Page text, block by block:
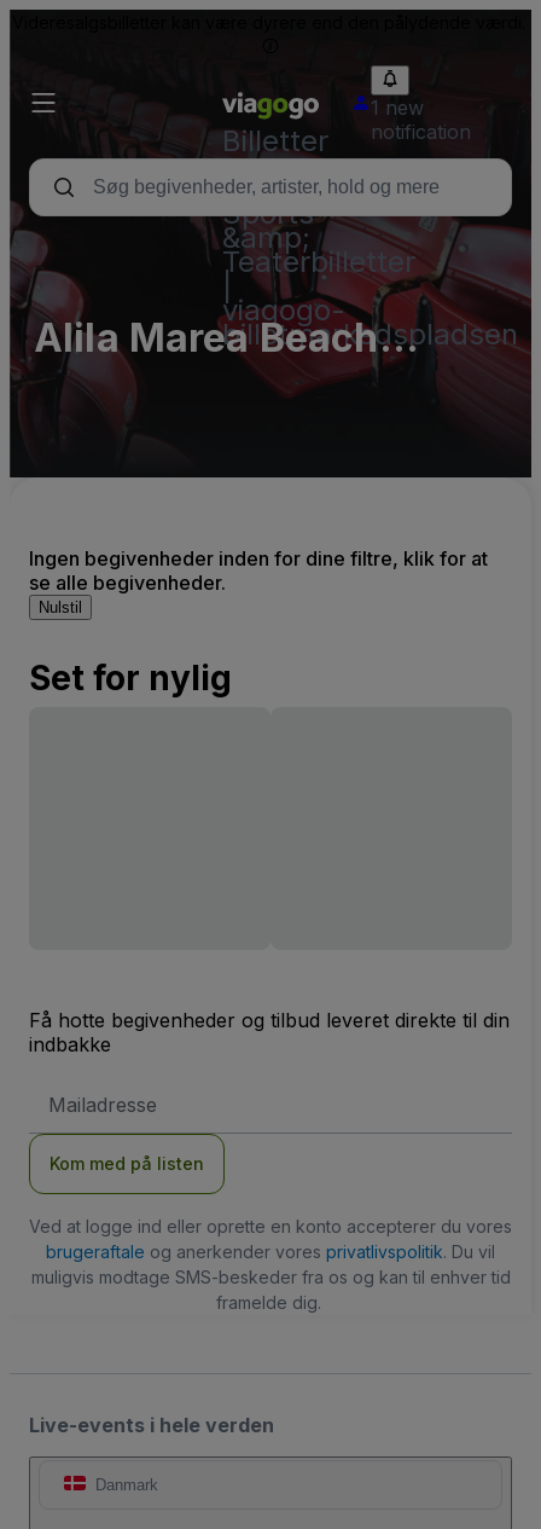
Billetter
-
Koncert-,
Sports-
&amp;
Teaterbilletter
viagogo-
billetmarkedspladsen
1 new
notification
Alila Marea Beach
Resort Encinitas Parking
Ingen begivenheder inden for dine filtre, klik for at
se alle begivenheder.
Nulstil
Set for nylig
Få hotte begivenheder og tilbud leveret direkte til din
indbakke
adresse
Kom med på listen
Ved at logge ind eller oprette en konto accepterer du vores
brugeraftale og anerkender vores privatlivspolitik. Du vil
muligvis modtage SMS-beskeder fra os og kan til enhver tid
framelde dig.
Live-events i hele verden
Danmark